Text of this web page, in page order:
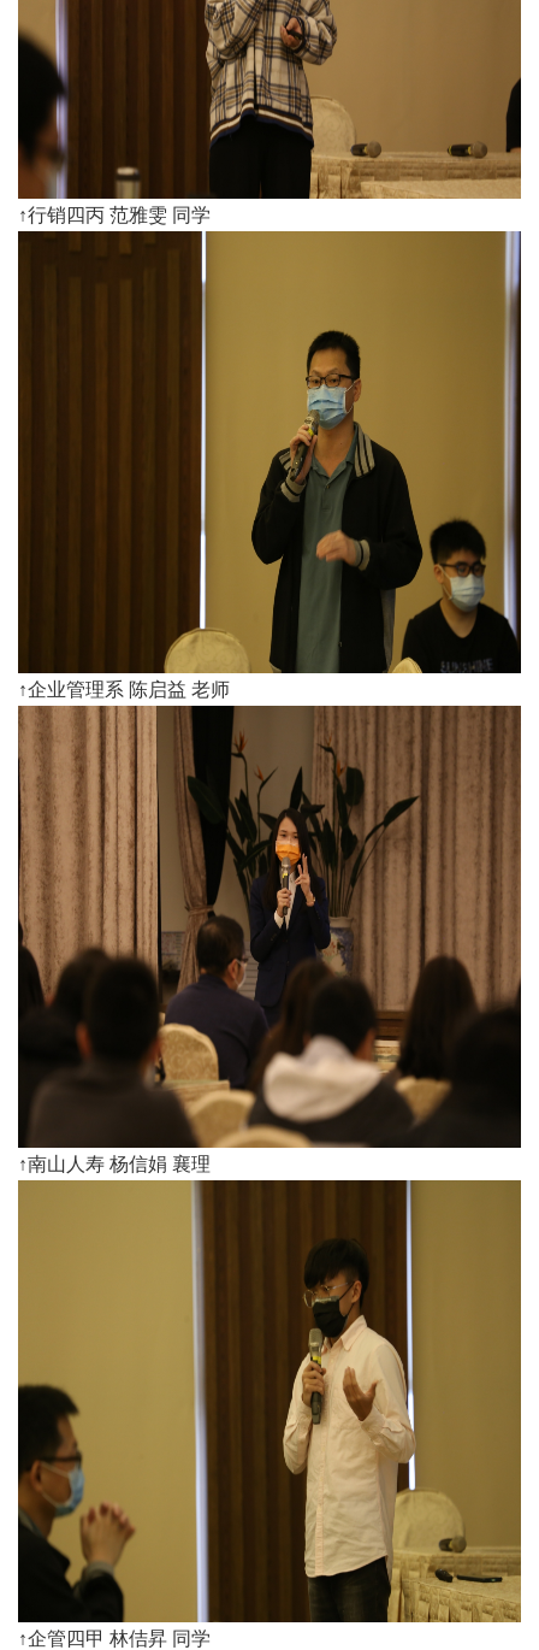
↑行销四丙 范雅雯 同学
↑企业管理系 陈启益 老师
↑南山人寿 杨信娟 襄理
↑企管四甲 林佶昇 同学